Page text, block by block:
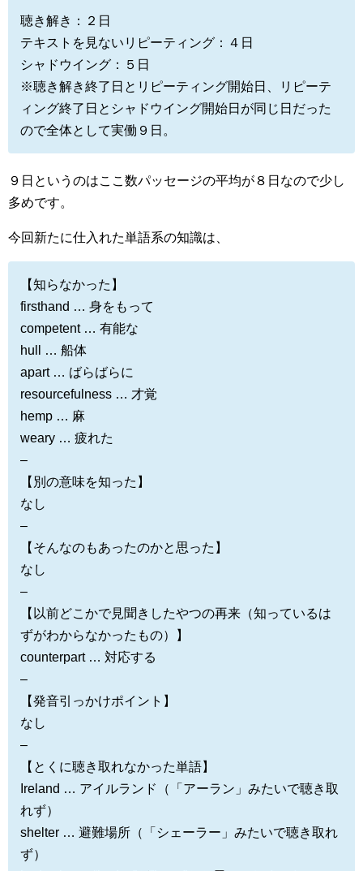
聴き解き：２日
テキストを見ないリピーティング：４日
シャドウイング：５日
※聴き解き終了日とリピーティング開始日、リピーテ
ィング終了日とシャドウイング開始日が同じ日だった
ので全体として実働９日。
９日というのはここ数パッセージの平均が８日なので少し
多めです。
今回新たに仕入れた単語系の知識は、
【知らなかった】
firsthand … 身をもって
competent … 有能な
hull … 船体
apart … ばらばらに
resourcefulness … 才覚
hemp … 麻
weary … 疲れた
–
【別の意味を知った】
なし
–
【そんなのもあったのかと思った】
なし
–
【以前どこかで見聞きしたやつの再来（知っているは
ずがわからなかったもの）】
counterpart … 対応する
–
【発音引っかけポイント】
なし
–
【とくに聴き取れなかった単語】
Ireland … アイルランド（「アーラン」みたいで聴き取
れず）
shelter … 避難場所（「シェーラー」みたいで聴き取れ
ず）